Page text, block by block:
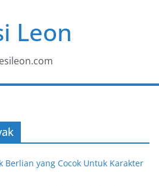
Leon
esileon.com
yang Cocok Untuk Karakter